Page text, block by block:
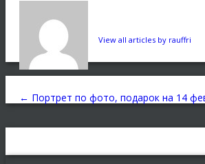
View all articles by rauffri
← Портрет по фото, подарок на 14